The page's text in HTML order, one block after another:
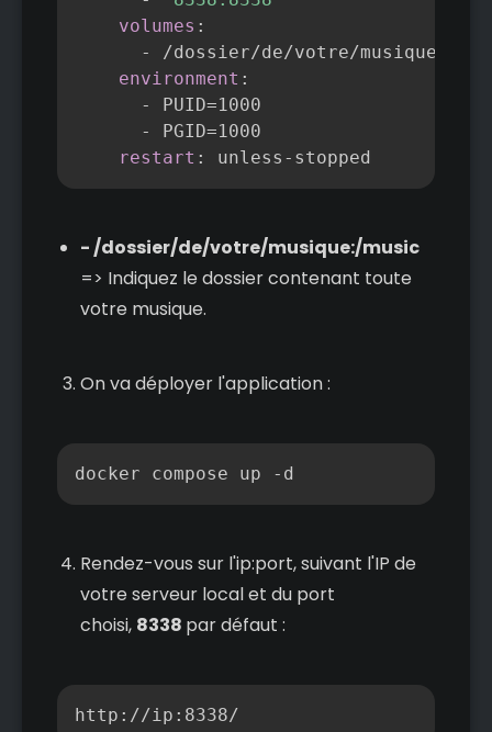
volumes :
-
/dossier/de/votre/musique
environment :
-
PUID=1000
-
PGID=1000
restart : unless - stopped
- /dossier/de/votre/musique:/music
=> Indiquez le dossier contenant toute
votre musique.
On va déployer l'application :
docker compose up -d
Rendez-vous sur l'ip:port, suivant l'IP de
votre serveur local et du port
choisi, 8338 par défaut :
http://ip:8338/